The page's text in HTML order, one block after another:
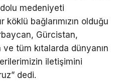
medeniyeti
köklü bağlarımızın olduğu
Gürcistan,
tüm kıtalarda dünyanın
iletişimini
dedi.